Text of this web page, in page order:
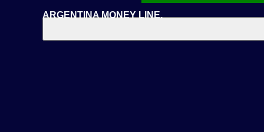
ARGENTINA MONEY LINE.